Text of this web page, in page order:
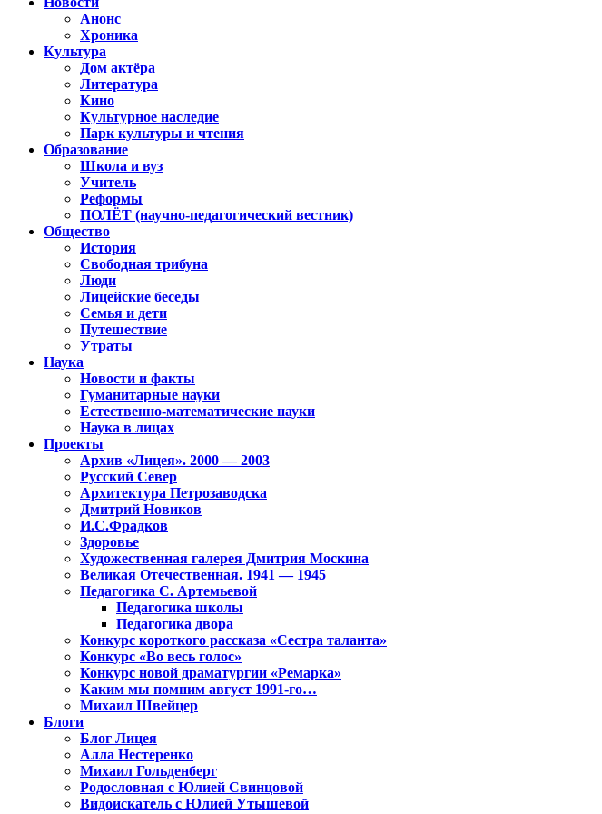
Анонс
Хроника
Культура
Дом актёра
Литература
Кино
Культурное наследие
Парк культуры и чтения
Образование
Школа и вуз
Учитель
Реформы
ПОЛЁТ (научно-педагогический вестник)
Общество
История
Свободная трибуна
Люди
Лицейские беседы
Семья и дети
Путешествие
Утраты
Наука
Новости и факты
Гуманитарные науки
Естественно-математические науки
Наука в лицах
Проекты
Архив «Лицея». 2000 — 2003
Русский Север
Архитектура Петрозаводска
Дмитрий Новиков
И.С.Фрадков
Здоровье
Художественная галерея Дмитрия Москина
Великая Отечественная. 1941 — 1945
Педагогика С. Артемьевой
Педагогика школы
Педагогика двора
Конкурс короткого рассказа «Сестра таланта»
Конкурс «Во весь голос»
Конкурс новой драматургии «Ремарка»
Каким мы помним август 1991-го…
Михаил Швейцер
Блоги
Блог Лицея
Алла Нестеренко
Михаил Гольденберг
Родословная с Юлией Свинцовой
Видоискатель с Юлией Утышевой